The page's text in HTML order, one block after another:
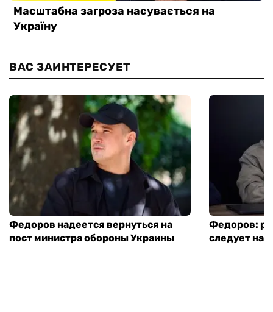
ВАС ЗАИНТЕРЕСУЕТ
Федоров надеется вернуться на
пост министра обороны Украины
Федоров:
следует